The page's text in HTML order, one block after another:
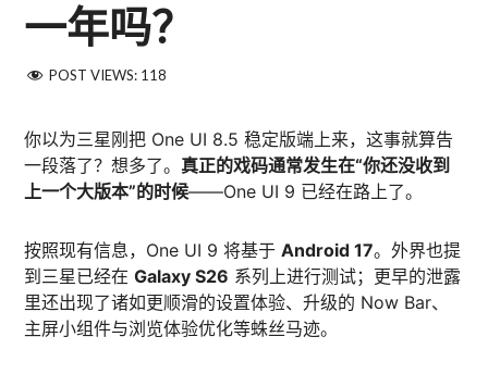
一年吗？
POST VIEWS: 118
你以为三星刚把 One UI 8.5 稳定版端上来，这事就算告
一段落了？想多了。 真正的戏码通常发生在“你还没收到
上一个大版本”的时候——One UI 9 已经在路上了。
按照现有信息，One UI 9 将基于Android 17。外界也提
到三星已经在Galaxy S26 系列上进行测试；更早的泄露
里还出现了诸如更顺滑的设置体验、升级的 Now Bar、
主屏小组件与浏览体验优化等蛛丝马迹。